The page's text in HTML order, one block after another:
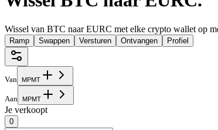
Wissel van BTC naar EURC met elke crypto wallet op
Ramp Swappen Versturen Ontvangen Profiel
Van MPMT
Aan MPMT
Je verkoopt
0